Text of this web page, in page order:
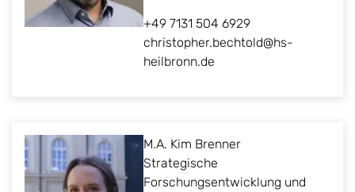
+49 7131 504 6929
christopher.bechtold@hs-
heilbronn.de
M.A. Kim Brenner
Strategische
Forschungsentwicklung und